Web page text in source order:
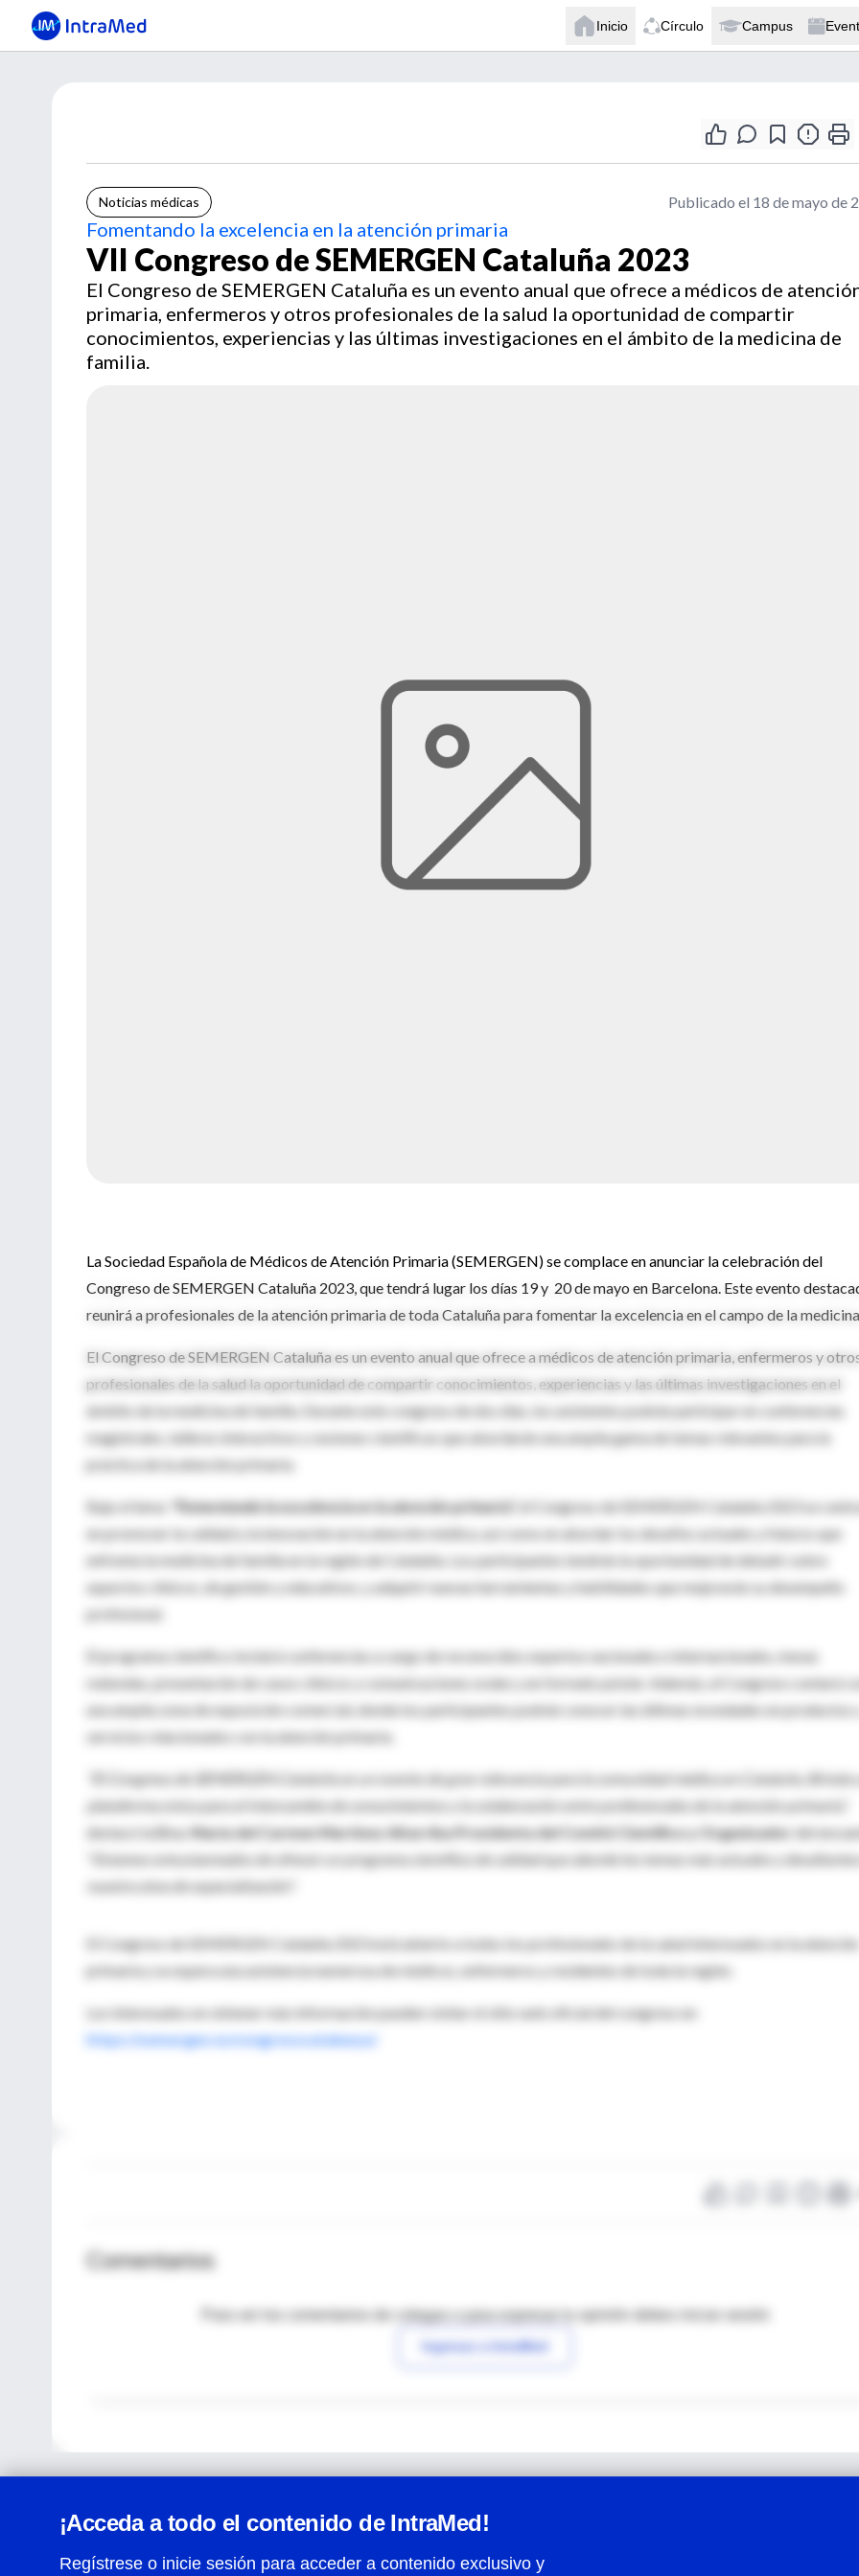
Inicio Círculo Campus
Noticias médicas Publicado el 18 de mayo de
Fomentando la excelencia en la atención primaria
VII Congreso de SEMERGEN Cataluña 2023
El Congreso de SEMERGEN Cataluña es un evento anual que ofrece a médicos de
primaria, enfermeros y otros profesionales de la salud la oportunidad de compartir
conocimientos, experiencias y las últimas investigaciones en el ámbito de la medicina de
familia.
La Sociedad Española de Médicos de Atención Primaria (SEMERGEN) se complace en anunciar la celebración del
Congreso de SEMERGEN Cataluña 2023, que tendrá lugar los días 19 y 20 de mayo en Barcelona. Este evento
reunirá a profesionales de la atención primaria de toda Cataluña para fomentar la excelencia en el campo de la
El Congreso de SEMERGEN Cataluña es un evento anual que ofrece a médicos de atención primaria, enfermeros y
profesionales de la salud la oportunidad de compartir conocimientos, experiencias y las últimas investigaciones en el
ámbito de la medicina de familia. Durante este congreso de dos días, los asistentes podrán participar en conferencias
magistrales, talleres interactivos y sesiones científicas que abordarán una amplia gama de temas relevantes para la
práctica de la atención primaria.
Bajo el lema "Fomentando la excelencia en la atención primaria",
el Congreso de SEMERGEN Cataluña 2023 se
en promover la calidad y la innovación en la atención médica, así como en abordar los desafíos actuales y futuros que
enfrenta la medicina de familia en la región de Cataluña. Los participantes tendrán la oportunidad de debatir sobre
aspectos clínicos, de gestión y educativos, y adquirir nuevas herramientas y habilidades que mejorarán su desempeño
profesional.
El programa científico incluirá conferencias a cargo de reconocidos expertos nacionales e internacionales, mesas
redondas, presentación de casos clínicos y comunicaciones orales y en formato póster. Además, el Congreso contará
una amplia zona de exposición comercial, donde los participantes podrán conocer las últimas novedades en productos
servicios relacionados con la atención primaria.
"El Congreso de SEMERGEN Cataluña es un evento de gran relevancia para la comunidad médica en Cataluña. Brinda
plataforma única para el intercambio de conocimientos y la colaboración entre profesionales de la atención primaria",
destacó laDra. María del Carmen Martínez Altarriba Presidenta del Comité Científico y Organizador del
Estamos entusiasmados de ofrecer un programa científico de calidad que aborde los temas más actuales y
nuestra área de especialización".
El Congreso de SEMERGEN Cataluña 2023 está abierto a todos los profesionales de la salud interesados en la atención
primaria y se espera una asistencia numerosa de médicos, enfermeros y residentes de toda la región.
Los interesados en obtener más información pueden visitar el sitio web oficial del congreso en
https://semergen.es/congresocatalunya/
Comentarios
Para ver los comentarios de colegas o para expresar tu opinión debes iniciar sesión
Ingresar a IntraMed
¡Acceda a todo el contenido de IntraMed!
Regístrese o inicie sesión para acceder a contenido exclusivo y